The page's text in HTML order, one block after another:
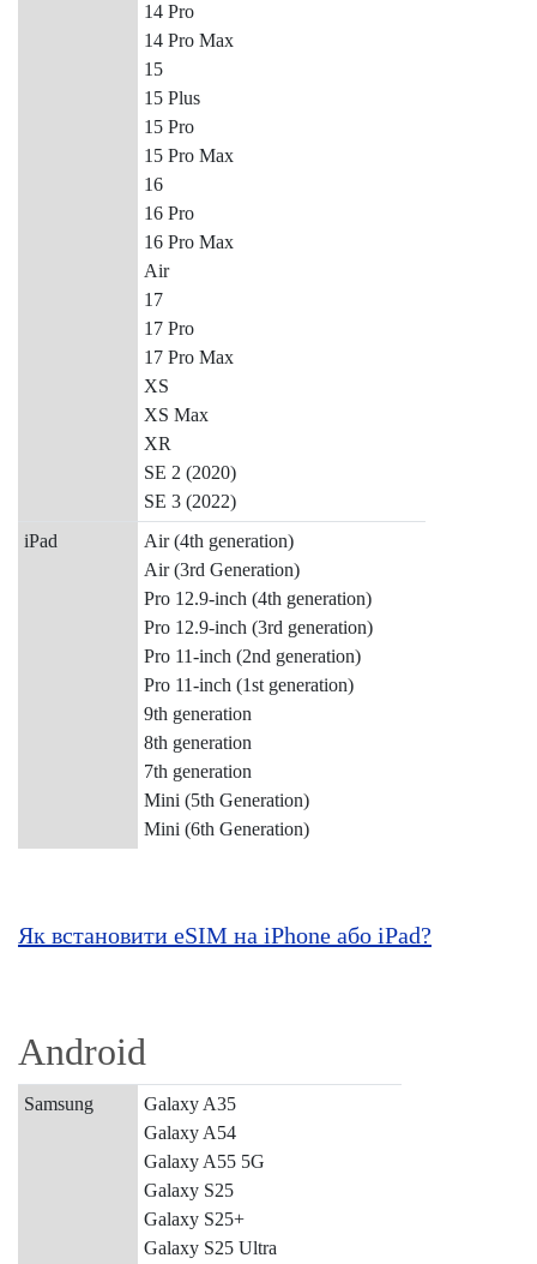
14 Pro
14 Pro Max
15
15 Plus
15 Pro
15 Pro Max
16
16 Pro
16 Pro Max
Air
17
17 Pro
17 Pro Max
XS
XS Max
XR
SE 2 (2020)
SE 3 (2022)
iPad
Air (4th generation)
Air (3rd Generation)
Pro 12.9‑inch (4th generation)
Pro 12.9‑inch (3rd generation)
Pro 11‑inch (2nd generation)
Pro 11‑inch (1st generation)
9th generation
8th generation
7th generation
Mini (5th Generation)
Mini (6th Generation)
Як встановити eSIM на iPhone або iPad?
Android
Samsung
Galaxy A35
Galaxy A54
Galaxy A55 5G
Galaxy S25
Galaxy S25+
Galaxy S25 Ultra